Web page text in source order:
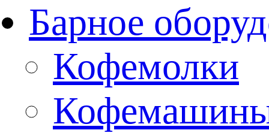
Барное
Кофемолки